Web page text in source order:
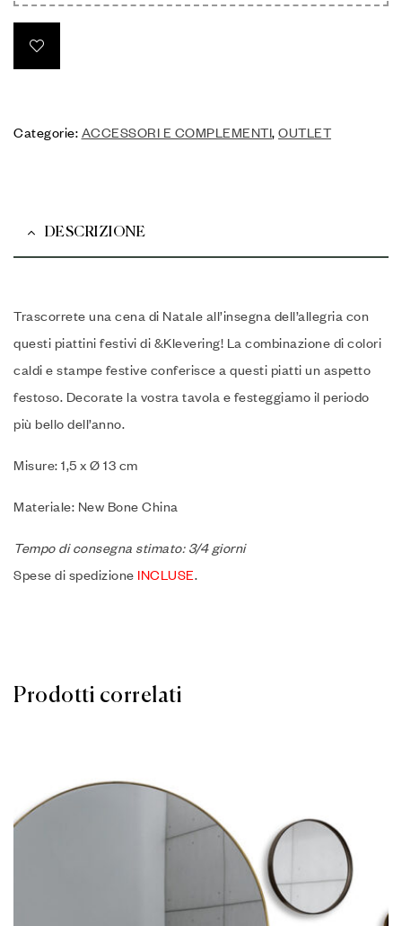
Categorie: ACCESSORI E COMPLEMENTI, OUTLET
DESCRIZIONE
Trascorrete una cena di Natale all’insegna dell’allegria con
questi piattini festivi di &Klevering! La combinazione di colori
caldi e stampe festive conferisce a questi piatti un aspetto
festoso. Decorate la vostra tavola e festeggiamo il periodo
più bello dell’anno.
Misure: 1,5 x Ø 13 cm
Materiale: New Bone China
Tempo di consegna stimato: 3/4 giorni
Spese di spedizione INCLUSE.
Prodotti correlati